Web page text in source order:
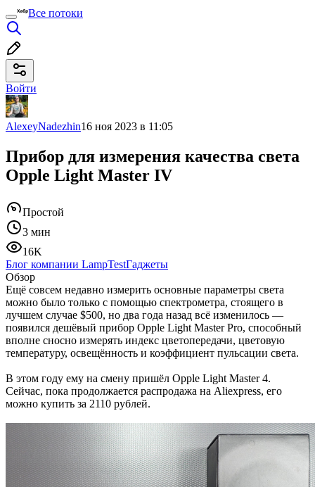
Все потоки
Войти
AlexeyNadezhin16 ноя 2023 в 11:05
Прибор для измерения качества света
Opple Light Master IV
Простой
3 мин
16K
Блог компании LampTestГаджеты
Обзор
Ещё совсем недавно измерить основные параметры света
можно было только с помощью спектрометра, стоящего в
лучшем случае $500, но два года назад всё изменилось —
появился дешёвый прибор Opple Light Master Pro, способный
вполне сносно измерять индекс цветопередачи, цветовую
температуру, освещённость и коэффициент пульсации света.
В этом году ему на смену пришёл Opple Light Master 4.
Сейчас, пока продолжается распродажа на Aliexpress, его
можно купить за 2110 рублей.